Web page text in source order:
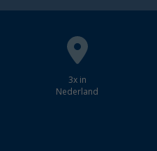
3x in
Nederland